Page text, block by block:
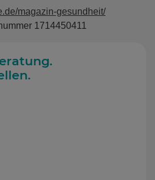
magazin-gesundheit/
1714450411